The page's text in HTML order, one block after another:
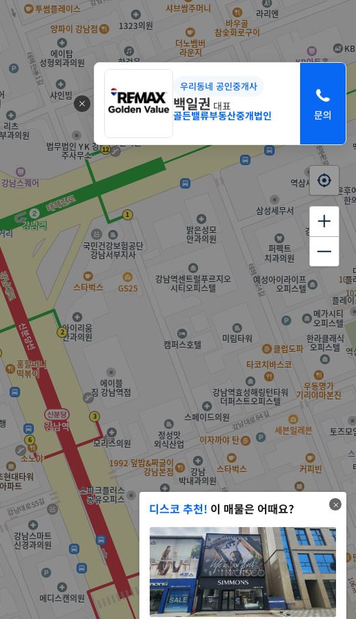
디스코 추천! 이 매물은 어때요?
우리동네 공인중개사
백일권 대표
골든밸류부동산중개법인